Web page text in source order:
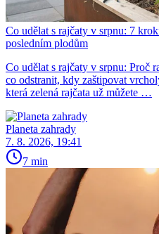
Co udělat s rajčaty v srpnu: 7
posledním plodům
Co udělat s rajčaty v srpnu: Proč
co odstranit, kdy zaštipovat
která zelená rajčata už můžete …
Planeta zahrady
7. 8. 2026, 19:41
7 min